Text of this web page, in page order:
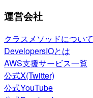
運営会社
クラスメソッドについて
DevelopersIOとは
AWS支援サービス一覧
公式X(Twitter)
公式YouTube